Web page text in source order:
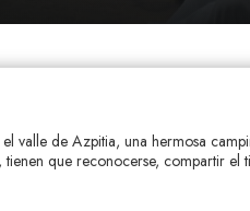
valle de Azpitia, una hermosa
que reconocerse, compartir el